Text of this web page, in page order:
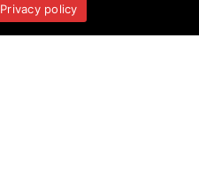
Privacy policy